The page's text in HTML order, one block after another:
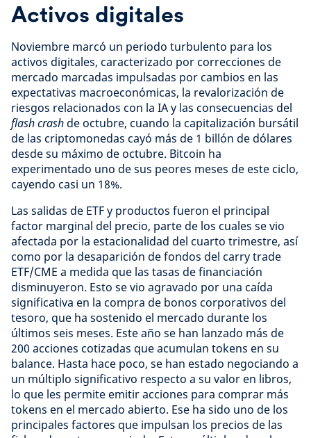
Activos digitales
Noviembre marcó un periodo turbulento para los
activos digitales, caracterizado por correcciones de
mercado marcadas impulsadas por cambios en las
expectativas macroeconómicas, la revalorización de
riesgos relacionados con la IA y las consecuencias del
flash crash de octubre, cuando la capitalización bursátil
de las criptomonedas cayó más de 1 billón de dólares
desde su máximo de octubre. Bitcoin ha
experimentado uno de sus peores meses de este ciclo,
cayendo casi un 18%.
Las salidas de ETF y productos fueron el principal
factor marginal del precio, parte de los cuales se vio
afectada por la estacionalidad del cuarto trimestre, así
como por la desaparición de fondos del carry trade
ETF/CME a medida que las tasas de financiación
disminuyeron. Esto se vio agravado por una caída
significativa en la compra de bonos corporativos del
tesoro, que ha sostenido el mercado durante los
últimos seis meses. Este año se han lanzado más de
200 acciones cotizadas que acumulan tokens en su
balance. Hasta hace poco, se han estado negociando a
un múltiplo significativo respecto a su valor en libros,
lo que les permite emitir acciones para comprar más
tokens en el mercado abierto. Ese ha sido uno de los
principales factores que impulsan los precios de las